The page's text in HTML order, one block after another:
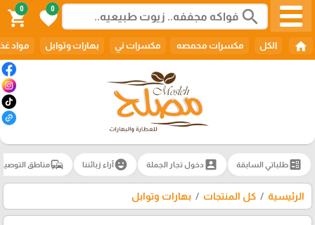
search
0
favorite
0
shopping_cart
home الكل مكسرات محمصه مكسرات ني بهارات وتوابل مواد
ballotطلباتي السابقة account_box دخول تجار الجملة emoji_emotionsآراء زبائننا commuteمناطق
الرئيسية كل المنتجات بهارات وتوابل